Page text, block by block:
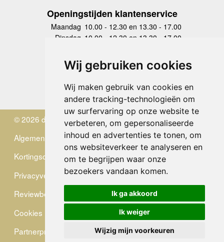
Wij gebruiken cookies
Wij maken gebruik van cookies en
andere tracking-technologieën om
uw surfervaring op onze website te
verbeteren, om gepersonaliseerde
inhoud en advertenties te tonen, om
ons websiteverkeer te analyseren en
om te begrijpen waar onze
bezoekers vandaan komen.
Ik ga akkoord
Ik weiger
Wijzig mijn voorkeuren
Openingstijden klantenservice
Maandag 10.00 - 12.30 en 13.30 - 17.00
Dinsdag 10.00 - 12.30 en 13.30 - 17.00
Donderdag
10.00 - 12.30 en 13.30 - 17.00
Vrijdag 10.00 - 12.30 en 13.30 - 17.00
Zaterdag
gesloten
Zondag gesloten
© 2026 de Zwerver
Algemene Voorwaarden
Kortingscode
Privacyverklaring
Reviewbeleid
Cookies
Partnerprogramma